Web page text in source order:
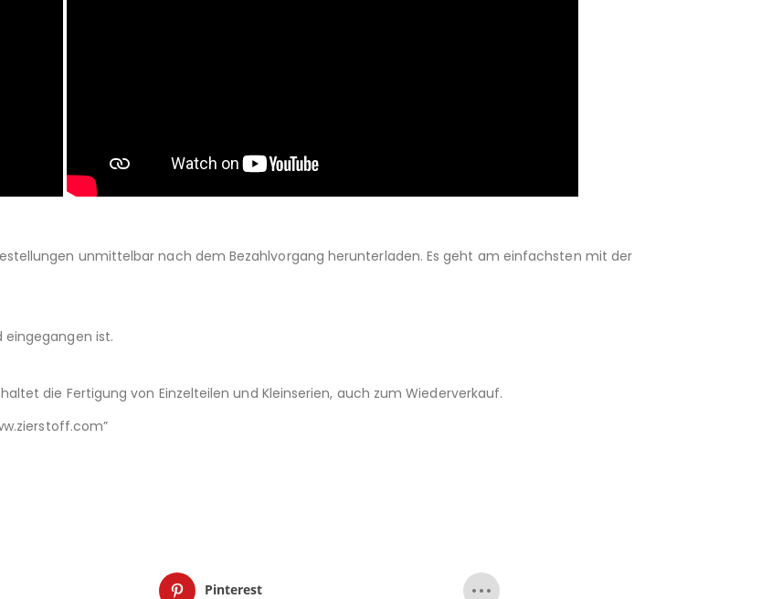
unmittelbar nach dem Bezahlvorgang herunterladen. Es geht am einfachsten mit der
eingegangen ist.
die Fertigung von Einzelteilen und Kleinserien, auch zum Wiederverkauf.
Pinterest